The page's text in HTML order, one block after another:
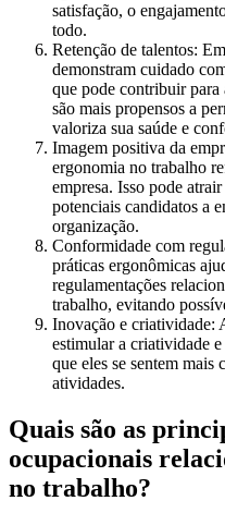
satisfação, o
todo.
Retenção de talentos:
demonstram cuidado
que pode contribuir para
são mais propensos a
valoriza sua saúde e
Imagem positiva da
ergonomia no trabalho
empresa. Isso pode
potenciais candidatos a
organização.
Conformidade com
práticas ergonômicas
regulamentações
trabalho, evitando
Inovação e criatividade:
estimular a criatividade
que eles se sentem mais
atividades.
Quais são as
ocupacionais
no trabalho?